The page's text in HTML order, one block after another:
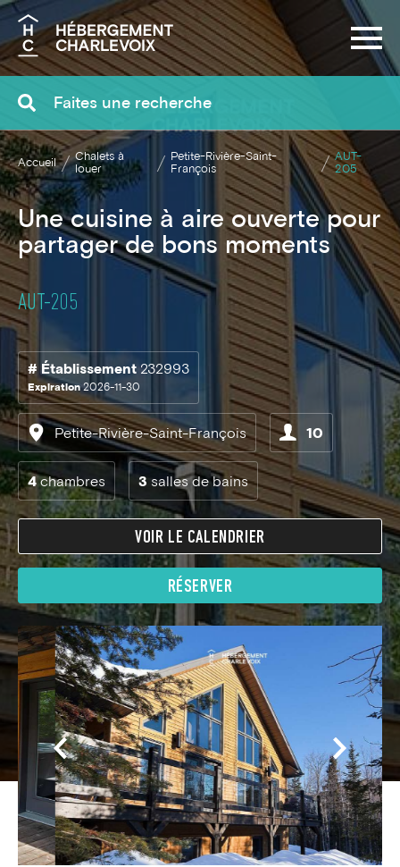
Recherche
Accueil
Chalets à
louer
Petite-Rivière-Saint-
François
AUT-
205
Une cuisine à aire ouverte pour
partager de bons moments
AUT-205
# Établissement 232993
Expiration2026-11-30
Petite-Rivière-Saint-François 10
4chambres 3 salles de bains
VOIR LE CALENDRIER
RÉSERVER